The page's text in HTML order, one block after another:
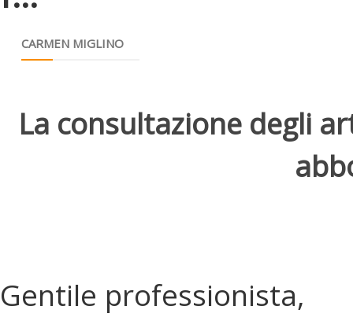
CARMEN MIGLINO
La consultazione degli
Gentile professionista,